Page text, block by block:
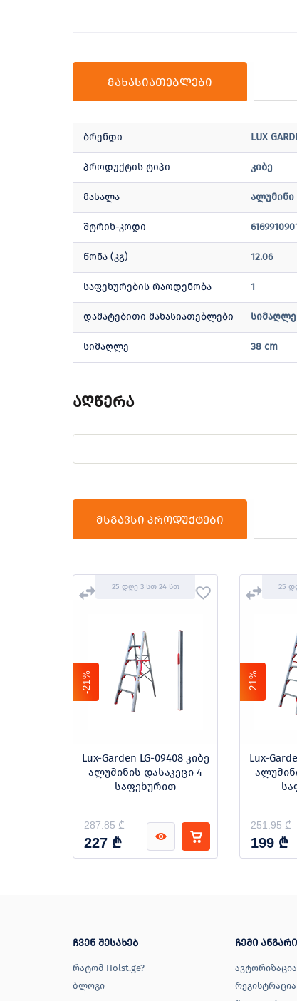
მახასიათებლები
ბრენდი LUX
პროდუქტის ტიპი კიბე
მასალა ალუმინი
შტრიხ-კოდი
წონა (კგ) 12.06
საფეხურების რაოდენობა 1
დამატებითი მახასიათებლები
სიმაღლე 38 cm
აღწერა
მსგავსი პროდუქტები
25 დღე 3 სთ 24 წთ
-21%
Lux-Garden LG-09408 კიბე
ალუმინის დასაკეცი 4
საფეხურით
287.85 ₾
227 ₾
25
-21%
Lux-
251.95 ₾
199 ₾
ჩვენ შესახებ
რატომ Holst.ge?
ბლოგი
ჩემი
ავტორიზაცია
რეგისტრაცია